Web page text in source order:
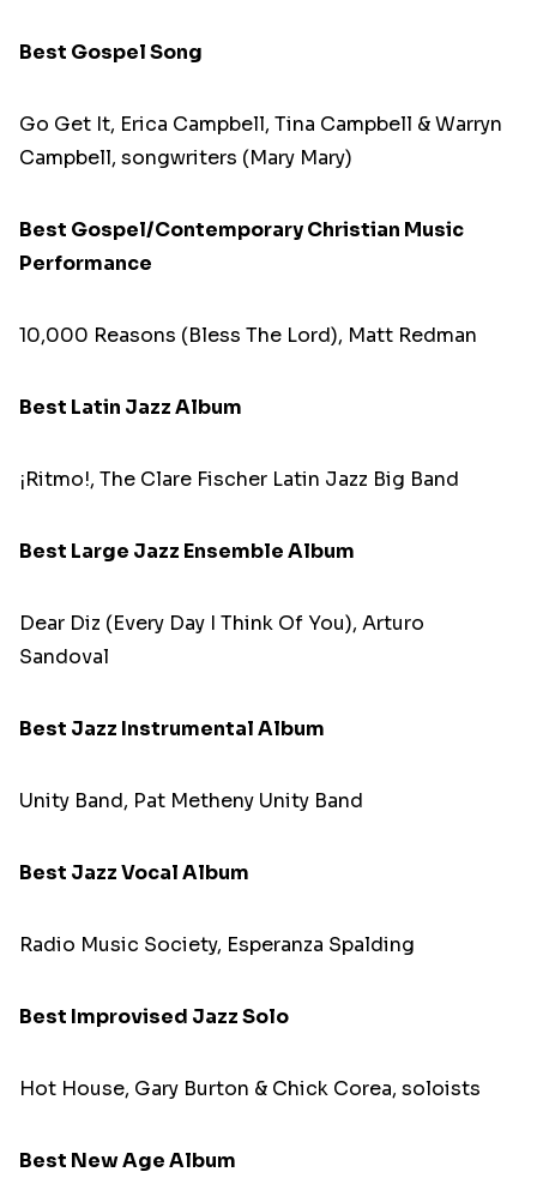
Best Gospel Song
Go Get It, Erica Campbell, Tina Campbell & Warryn
Campbell, songwriters (Mary Mary)
Best Gospel/Contemporary Christian Music
Performance
10,000 Reasons (Bless The Lord), Matt Redman
Best Latin Jazz Album
¡Ritmo!, The Clare Fischer Latin Jazz Big Band
Best Large Jazz Ensemble Album
Dear Diz (Every Day I Think Of You), Arturo
Sandoval
Best Jazz Instrumental Album
Unity Band, Pat Metheny Unity Band
Best Jazz Vocal Album
Radio Music Society, Esperanza Spalding
Best Improvised Jazz Solo
Hot House, Gary Burton & Chick Corea, soloists
Best New Age Album